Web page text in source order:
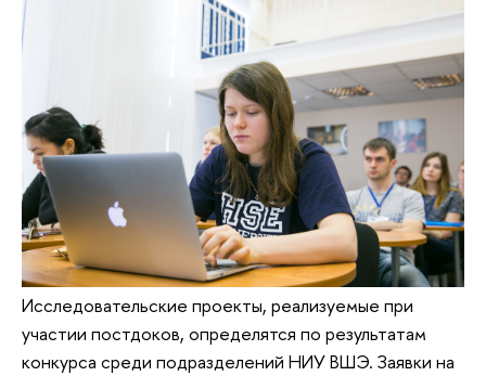
Исследовательские проекты, реализуемые при
участии постдоков, определятся по результатам
конкурса среди подразделений НИУ ВШЭ. Заявки на